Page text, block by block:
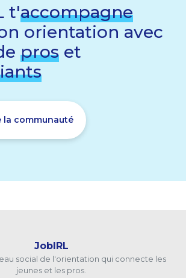
t'accompagne
orientation avec
pros et
la communauté
JobIRL
social de l'orientation qui connecte les
jeunes et les pros.